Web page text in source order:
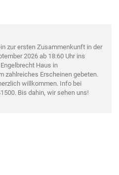
zur ersten Zusammenkunft in der
2026 ab 18:60 Uhr ins
Haus in
zahlreiches Erscheinen gebeten.
willkommen. Info bei
Bis dahin, wir sehen uns!